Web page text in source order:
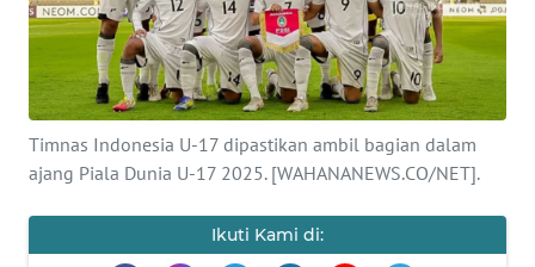
Timnas Indonesia U-17 dipastikan ambil bagian dalam
ajang Piala Dunia U-17 2025. [WAHANANEWS.CO/NET].
Ikuti Kami di:
INTERNASIONAL
SERBA-SERBI
PENDIDIKAN
OLAHRAGA